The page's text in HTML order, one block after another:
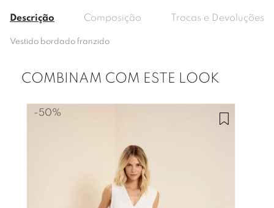
Descrição Composição Trocas e Devoluções
Vestido bordado franzido
COMBINAM COM ESTE LOOK
-50%